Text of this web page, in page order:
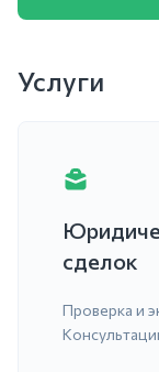
Услуги
сделок
Проверка и